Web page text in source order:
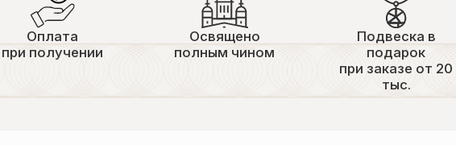
Оплата
при получении
Освящено
полным чином
Подвеска в
подарок
при заказе от 20
тыс.